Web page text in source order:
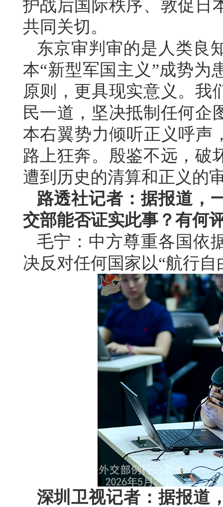
护战后国际秩序、敦促日
共同关切。
东京审判审的是人类良
本“新型军国主义”成势为
原则，更具现实意义。我
民一道，坚决抵制任何企
本右翼势力倾听正义呼声
路上狂奔。殷鉴不远，破
遭到历史的清算和正义的
路透社记者：据报道，
交部能否证实此事？有何
毛宁：中方尊重各国依
决反对任何国家以“航行
深圳卫视记者：据报道